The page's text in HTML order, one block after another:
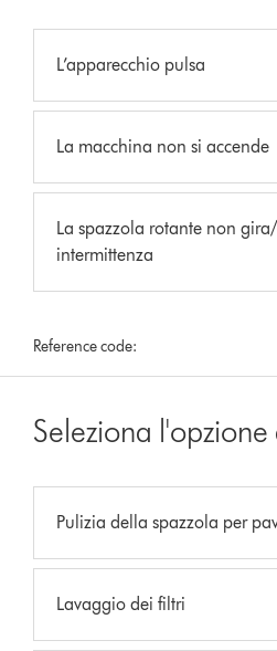
L’apparecchio pulsa
La macchina non si accende
La spazzola rotante non
intermittenza
Reference code:
Seleziona
Pulizia della spazzola per
Lavaggio dei filtri